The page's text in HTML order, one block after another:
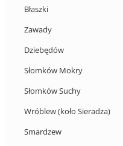
Błaszki
Zawady
Dziebędów
Słomków Mokry
Słomków Suchy
Wróblew (koło Sieradza)
Smardzew